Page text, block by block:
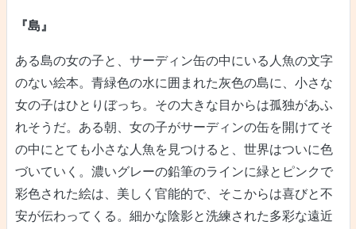
『島』
ある島の女の子と、サーディン缶の中にいる人魚の文字
のない絵本。青緑色の水に囲まれた灰色の島に、小さな
女の子はひとりぼっち。その大きな目からは孤独があふ
れそうだ。ある朝、女の子がサーディンの缶を開けてそ
の中にとても小さな人魚を見つけると、世界はついに色
づいていく。濃いグレーの鉛筆のラインに緑とピンクで
彩色された絵は、美しく官能的で、そこからは喜びと不
安が伝わってくる。細かな陰影と洗練された多彩な遠近